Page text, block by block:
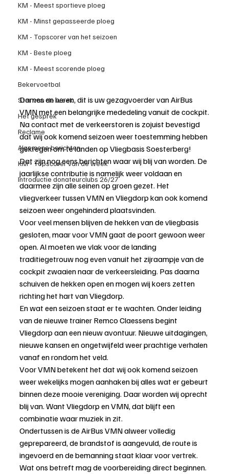
KM - Meest sportieve ploeg
KM - Minst gepasseerde ploeg
KM - Topscorer van het seizoen
KM - Beste ploeg
KM - Meest scorende ploeg
Bekervoetbal
Ster van de week
Het gesprek
Reclame
Algemene berichten
KM - Topscorer van de week
Introductie donateurclubs 26/27
Dames en heren, dit is uw gezagvoerder van AirBus
VMN met een belangrijke mededeling vanuit de cockpit.
Na contact met de verkeerstoren is zojuist bevestigd
dat wij ook komend seizoen weer toestemming hebben
gekregen om te landen op Vliegbasis Soesterberg!
Dat zijn nog eens berichten waar wij blij van worden. De
jaarlijkse contributie is namelijk weer voldaan en
daarmee zijn alle seinen op groen gezet. Het
vliegverkeer tussen VMN en Vliegdorp kan ook komend
seizoen weer ongehinderd plaatsvinden.
Voor veel mensen blijven de hekken van de vliegbasis
gesloten, maar voor VMN gaat de poort gewoon weer
open. Al moeten we vlak voor de landing
traditiegetrouw nog even vanuit het zijraampje van de
cockpit zwaaien naar de verkeersleiding. Pas daarna
schuiven de hekken open en mogen wij koers zetten
richting het hart van Vliegdorp.
En wat een seizoen staat er te wachten. Onder leiding
van de nieuwe trainer Remco Claessens begint
Vliegdorp aan een nieuw avontuur. Nieuwe uitdagingen,
nieuwe kansen en ongetwijfeld weer prachtige verhalen
vanaf en rondom het veld.
Voor VMN betekent het dat wij ook komend seizoen
weer wekelijks mogen aanhaken bij alles wat er gebeurt
binnen deze mooie vereniging. Daar worden wij oprecht
blij van. Want Vliegdorp en VMN, dat blijft een
combinatie waar muziek in zit.
Ondertussen is de AirBus VMN alweer volledig
geprepareerd, de brandstof is aangevuld, de route is
ingevoerd en de bemanning staat klaar voor vertrek.
Wat ons betreft mag de voorbereiding direct beginnen.